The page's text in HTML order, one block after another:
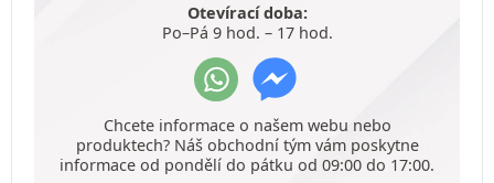
Otevírací doba:
Po–Pá 9 hod. – 17 hod.
Chcete informace o našem webu nebo
produktech? Náš obchodní tým vám poskytne
informace od pondělí do pátku od 09:00 do 17:00.